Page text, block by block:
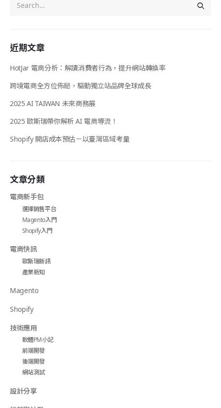
近期文章
HotJar 電商分析：解讀消費者行為，提升網站轉換率
跨境電商全方位佈局，驅動獨立站品牌全球成長
2025 AI TAIWAN 未來商務展
2025 歐斯瑞帶你解析 AI 電商導流！
Shopify 開店成本預估－以臺灣區域考量
文章分類
電商新手包
選擇銷售平台
Magento入門
Shopify入門
電商快訊
歐斯瑞新訊
產業新知
Magento
Shopify
技術應用
軟體PM小記
前端開發
後端開發
網站測試
設計分享